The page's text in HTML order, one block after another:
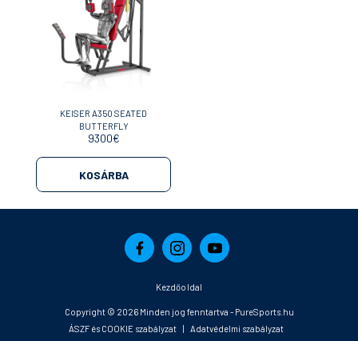
KEISER A350 SEATED
BUTTERFLY
9300€
KOSÁRBA
Kezdőoldal
Copyright © 2026 Minden jog fenntartva - PureSports.hu
ÁSZF és COOKIE szabályzat| Adatvédelmi szabályzat